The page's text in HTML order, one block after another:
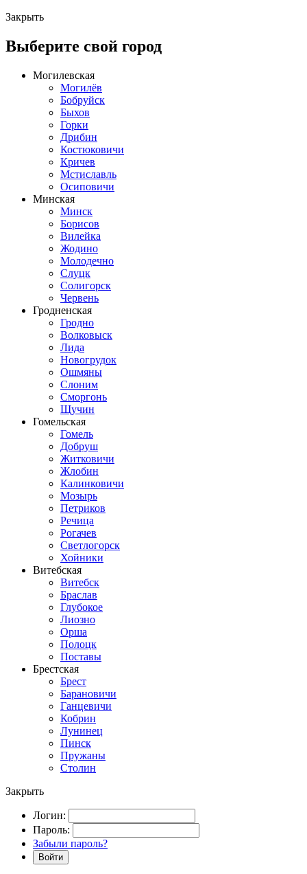
Закрыть
Выберите свой город
Могилевская
Могилёв
Бобруйск
Быхов
Горки
Дрибин
Костюковичи
Кричев
Мстиславль
Осиповичи
Минская
Минск
Борисов
Вилейка
Жодино
Молодечно
Слуцк
Солигорск
Червень
Гродненская
Гродно
Волковыск
Лида
Новогрудок
Ошмяны
Слоним
Сморгонь
Щучин
Гомельская
Гомель
Добруш
Житковичи
Жлобин
Калинковичи
Мозырь
Петриков
Речица
Рогачев
Светлогорск
Хойники
Витебская
Витебск
Браслав
Глубокое
Лиозно
Орша
Полоцк
Поставы
Брестская
Брест
Барановичи
Ганцевичи
Кобрин
Лунинец
Пинск
Пружаны
Столин
Закрыть
Логин:
Пароль:
Забыли пароль?
Войти